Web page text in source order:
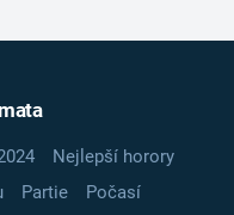
Nejlepší horory
Partie
Počasí